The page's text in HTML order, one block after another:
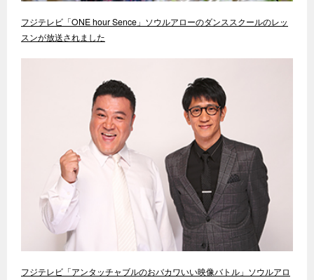
フジテレビ「ONE hour Sence」ソウルアローのダンススクールのレッ
スンが放送されました
フジテレビ「アンタッチャブルのおバカワいい映像バトル」ソウルアロ